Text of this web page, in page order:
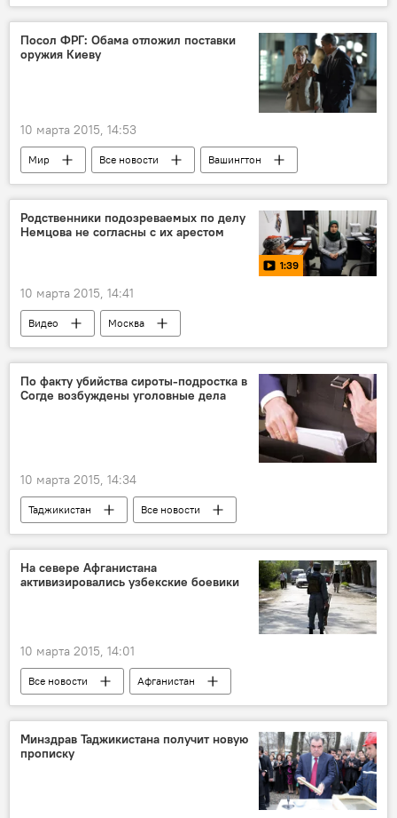
следствие
Россия
Таджикистан
Происшествия, ЧП, криминал
Подмосковье
Посол ФРГ: Обама отложил поставки
оружия Киеву
10 марта 2015, 14:53
Мир Все новости
Вашингтон
Украина
Ангела Меркель
Родственники подозреваемых по делу
Немцова не согласны с их арестом
1:39
10 марта 2015, 14:41
Видео Москва
По факту убийства сироты-подростка в
Согде возбуждены уголовные дела
10 марта 2015, 14:34
Таджикистан
Все новости
Чкаловск
Юсуфов Бобурджон
Файзиев Ахлиддин
Новости Худжанда и Согдийской области
На севере Афганистана
активизировались узбекские боевики
10 марта 2015, 14:01
Все новости
Афганистан
Узбекистан
Фарьяб
Центральная Азия
ОДКБ
Минздрав Таджикистана получит новую
прописку